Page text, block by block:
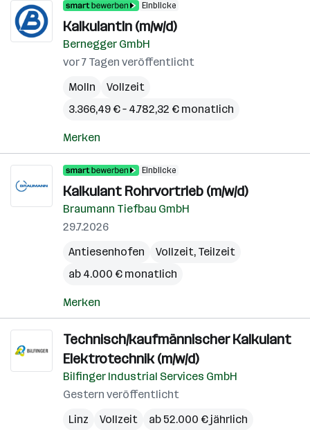
Einblicke
KalkulantIn (m/w/d)
Bernegger GmbH
vor 7 Tagen veröffentlicht
Molln
Vollzeit
3.366,49 € – 4.782,32 € monatlich
Merken
Einblicke
Kalkulant Rohrvortrieb (m/w/d)
Braumann Tiefbau GmbH
29.7.2026
Antiesenhofen
Vollzeit, Teilzeit
ab 4.000 € monatlich
Merken
Technisch/kaufmännischer Kalkulant
Elektrotechnik (m/w/d)
Bilfinger Industrial Services GmbH
Gestern veröffentlicht
Linz
Vollzeit ab 52.000 € jährlich